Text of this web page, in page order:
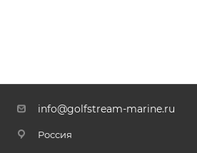
info@golfstream-marine.ru
Россия